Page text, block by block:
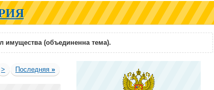
имущества (объединенна тема).
> Последняя»